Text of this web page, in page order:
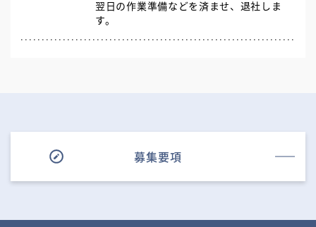
翌日の作業準備などを済ませ、退社しま
す。
募集要項